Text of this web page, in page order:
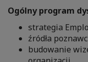
Ogólny program
strategia
źródła
budowanie